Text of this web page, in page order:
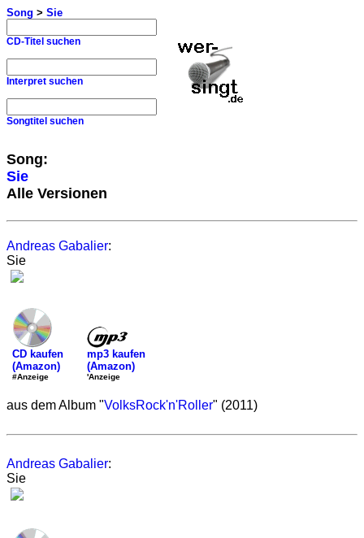
Song > Sie
CD-Titel suchen
Interpret suchen
Songtitel suchen
Song:
Sie
Alle Versionen
Andreas Gabalier:
Sie
CD kaufen
(Amazon)
#Anzeige
mp3 kaufen
(Amazon)
'Anzeige
aus dem Album "VolksRock'n'Roller" (2011)
Andreas Gabalier:
Sie